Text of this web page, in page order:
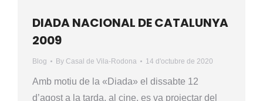
DIADA NACIONAL DE CATALUNYA
2009
Blog By Casal de Vila-Rodona 14 d'octubre de 2020
Amb motiu de la «Diada» el dissabte 12
d’agost a la tarda, al cine, es va projectar del